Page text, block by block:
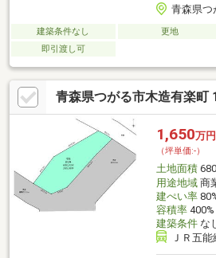
青森県つ
建築条件なし 更地
即引渡し可
青森県つがる市木造有楽町
1,650万円
（坪単価:-）
土地面積
用途地域商
建ぺい率
容積率400%
建築条件な
ＪＲ五